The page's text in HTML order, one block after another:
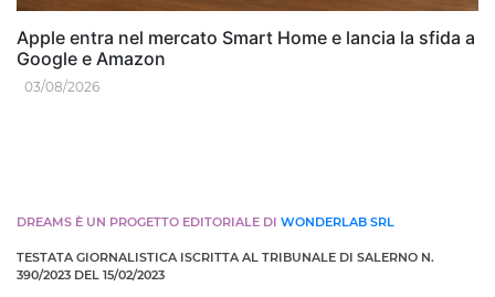
Apple entra nel mercato Smart Home e lancia la sfida a
Google e Amazon
03/08/2026
DREAMS È UN PROGETTO EDITORIALE DI WONDERLAB SRL
TESTATA GIORNALISTICA ISCRITTA AL TRIBUNALE DI SALERNO N.
390/2023 DEL 15/02/2023